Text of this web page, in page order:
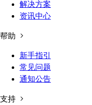
解决方案
资讯中心
帮助
新手指引
常见问题
通知公告
支持